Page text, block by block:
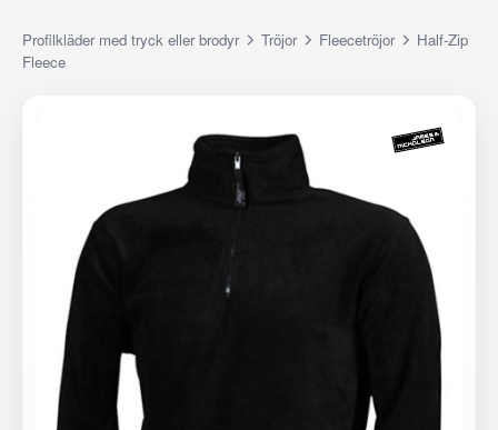
Profilkläder med tryck eller brodyr Tröjor Fleecetröjor
Half-Zip
Fleece